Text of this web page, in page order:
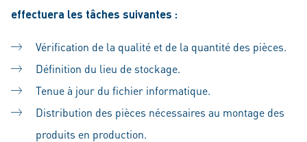
effectuera les tâches suivantes :
Vérification de la qualité et de la quantité des pièces.
Définition du lieu de stockage.
Tenue à jour du fichier informatique.
Distribution des pièces nécessaires au montage des
produits en production.